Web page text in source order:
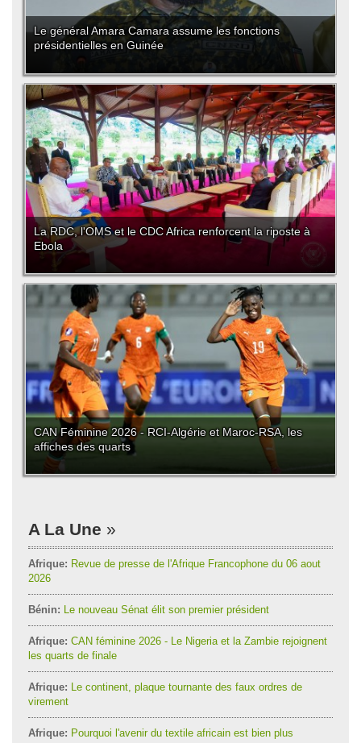
Le général Amara Camara assume les fonctions
présidentielles en Guinée
La RDC, l'OMS et le CDC Africa renforcent la riposte à
Ebola
CAN Féminine 2026 - RCI-Algérie et Maroc-RSA, les
affiches des quarts
A La Une
Afrique: Revue de presse de l'Afrique Francophone du 06 aout
2026
Bénin: Le nouveau Sénat élit son premier président
Afrique: CAN féminine 2026 - Le Nigeria et la Zambie rejoignent
les quarts de finale
Afrique: Le continent, plaque tournante des faux ordres de
virement
Afrique: Pourquoi l'avenir du textile africain est bien plus